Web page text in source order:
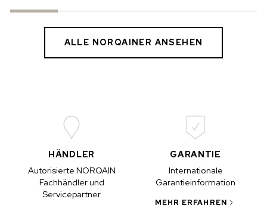
ALLE NORQAINER ANSEHEN
HÄNDLER
Autorisierte NORQAIN
Fachhändler und
Servicepartner
GARANTIE
Internationale
Garantieinformation
MEHR ERFAHREN